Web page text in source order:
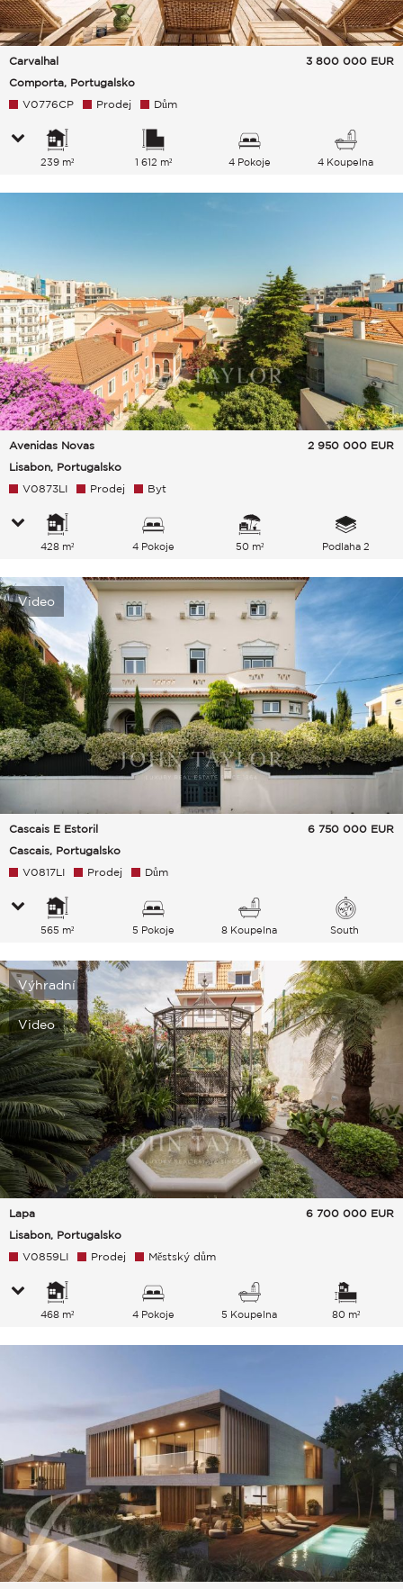
Carvalhal
Comporta, Portugalsko
3 800 000 EUR
V0776CP Prodej Dům
239 m² 1 612 m² 4 Pokoje 4 Koupelna
Avenidas Novas
Lisabon, Portugalsko
2 950 000 EUR
V0873LI Prodej Byt
428 m² 4 Pokoje 50 m² Podlaha 2
Video
Cascais E Estoril
Cascais, Portugalsko
6 750 000 EUR
V0817LI Prodej Dům
565 m² 5 Pokoje 8 Koupelna South
Výhradní
Video
Lapa
Lisabon, Portugalsko
6 700 000 EUR
V0859LI Prodej Městský dům
468 m² 4 Pokoje 5 Koupelna 80 m²